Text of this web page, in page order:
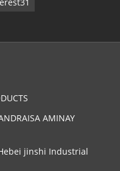
AMINAY
jinshi Industrial